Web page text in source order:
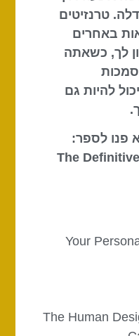
טרנזיטים
באחרים
לך, כשאתה
להיות גם
פנו לספר:
The
Your
The Human